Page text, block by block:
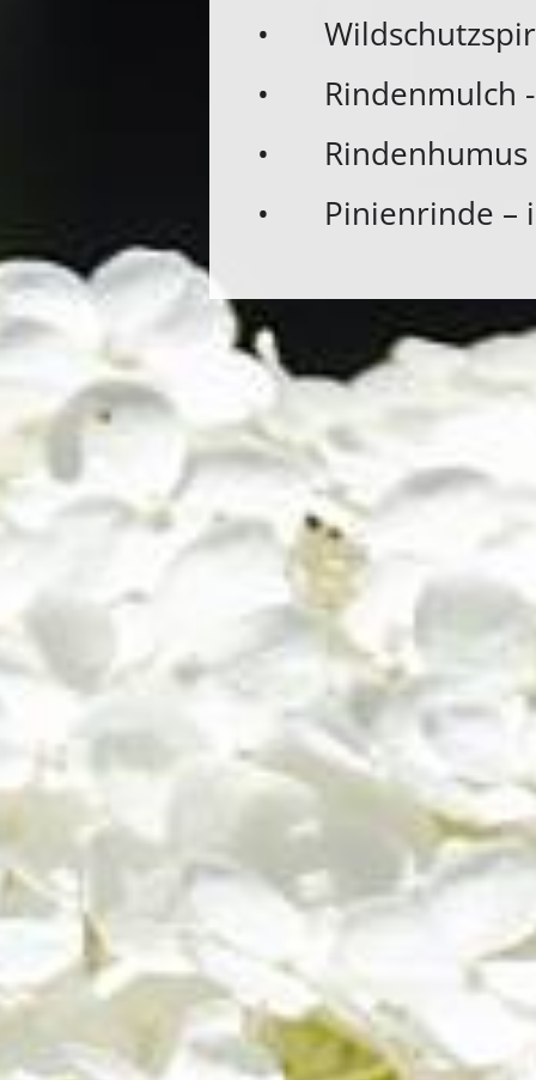
•
•
Rindenmulch
•
•
Pinienrinde –